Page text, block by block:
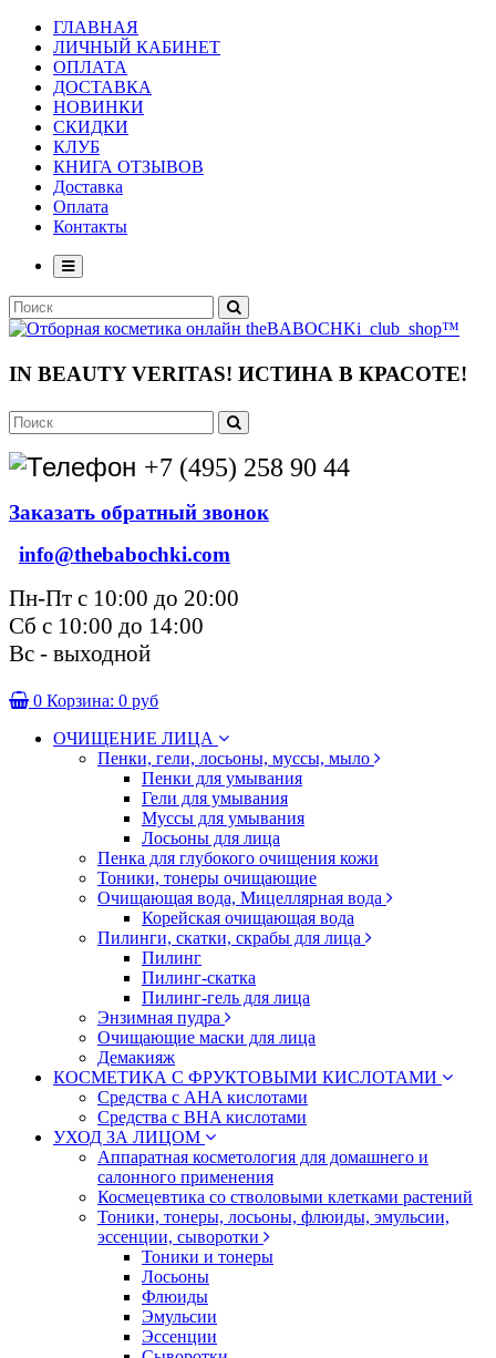
ГЛАВНАЯ
ЛИЧНЫЙ КАБИНЕТ
ОПЛАТА
ДОСТАВКА
НОВИНКИ
СКИДКИ
КЛУБ
КНИГА ОТЗЫВОВ
Доставка
Оплата
Контакты
IN BEAUTY VERITAS! ИСТИНА В КРАСОТЕ!
+7 (495) 258 90 44
Заказать обратный звонок
info@thebabochki.com
Пн-Пт с 10:00 до 20:00
Сб с 10:00 до 14:00
Вс - выходной
0 Корзина: 0 руб
ОЧИЩЕНИЕ ЛИЦА
Пенки, гели, лосьоны, муссы, мыло
Пенки для умывания
Гели для умывания
Муссы для умывания
Лосьоны для лица
Пенка для глубокого очищения кожи
Тоники, тонеры очищающие
Очищающая вода, Мицеллярная вода
Корейская очищающая вода
Пилинги, скатки, скрабы для лица
Пилинг
Пилинг-скатка
Пилинг-гель для лица
Энзимная пудра
Очищающие маски для лица
Демакияж
КОСМЕТИКА С ФРУКТОВЫМИ КИСЛОТАМИ
Средства с AHA кислотами
Средства с BHA кислотами
УХОД ЗА ЛИЦОМ
Аппаратная косметология для домашнего и
салонного применения
Космецевтика со стволовыми клетками растений
Тоники, тонеры, лосьоны, флюиды, эмульсии,
эссенции, сыворотки
Тоники и тонеры
Лосьоны
Флюиды
Эмульсии
Эссенции